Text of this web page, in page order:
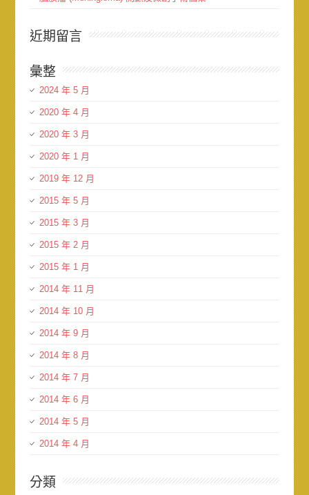
近期留言
彙整
2024 年 5 月
2020 年 4 月
2020 年 3 月
2020 年 1 月
2019 年 12 月
2015 年 5 月
2015 年 3 月
2015 年 2 月
2015 年 1 月
2014 年 11 月
2014 年 10 月
2014 年 9 月
2014 年 8 月
2014 年 7 月
2014 年 6 月
2014 年 5 月
2014 年 4 月
分類